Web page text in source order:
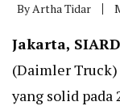
ByArtha Tidar
Jakarta, SIARD
(Daimler
yang solid